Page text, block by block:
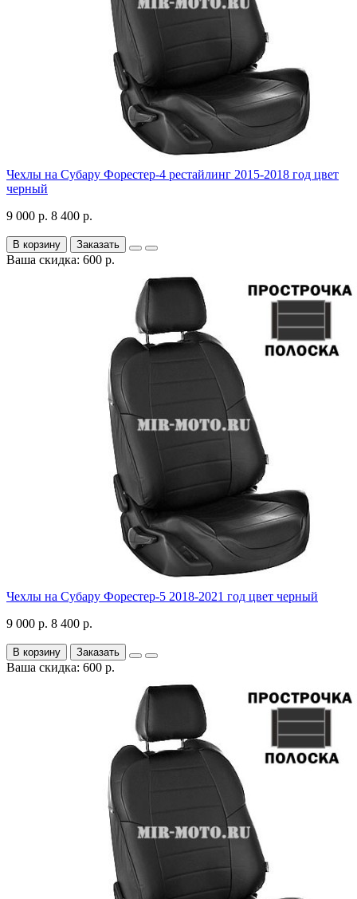
Чехлы на Субару Форестер-4 рестайлинг 2015-2018 год цвет
черный
9 000 р. 8 400 р.
В корзину Заказать
Ваша скидка: 600 р.
Чехлы на Субару Форестер-5 2018-2021 год цвет черный
9 000 р. 8 400 р.
В корзину Заказать
Ваша скидка: 600 р.